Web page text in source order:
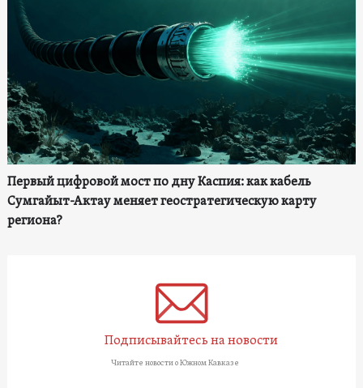
Первый цифровой мост по дну Каспия: как кабель
Сумгайыт-Актау меняет геостратегическую карту
региона?
Подписывайтесь на новости
Читайте новости о Южном Кавказе